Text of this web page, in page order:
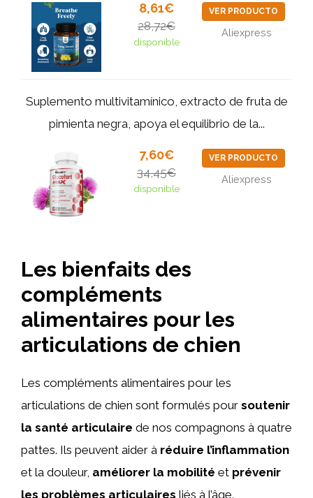
8,61€
28,72€
disponible
VER PRODUCTO
Aliexpress
Suplemento multivitamínico, extracto de fruta de
pimienta negra, apoya el equilibrio de la...
7,60€
34,45€
disponible
VER PRODUCTO
Aliexpress
Les bienfaits des
compléments
alimentaires pour les
articulations de chien
Les compléments alimentaires pour les
articulations de chien sont formulés pour soutenir
la santé articulaire de nos compagnons à quatre
pattes. Ils peuvent aider à réduire l’inflammation
et la douleur, améliorer la mobilité et prévenir
les problèmes articulaires liés à l’âge.